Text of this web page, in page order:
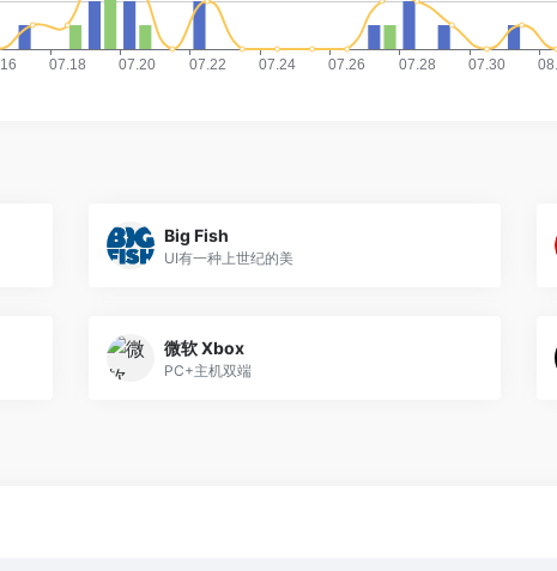
Big Fish
UI有一种上世纪的美
微软 Xbox
PC+主机双端